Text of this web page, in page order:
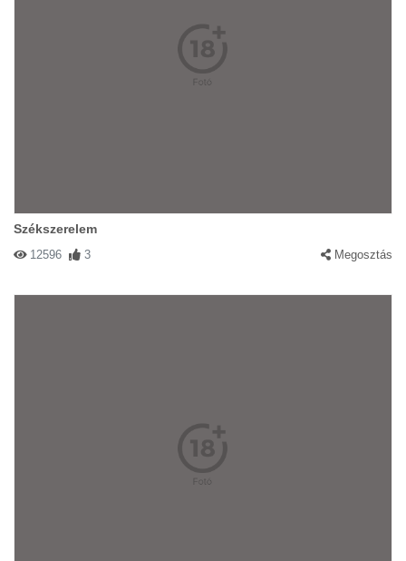
Székszerelem
12596 3 Megosztás